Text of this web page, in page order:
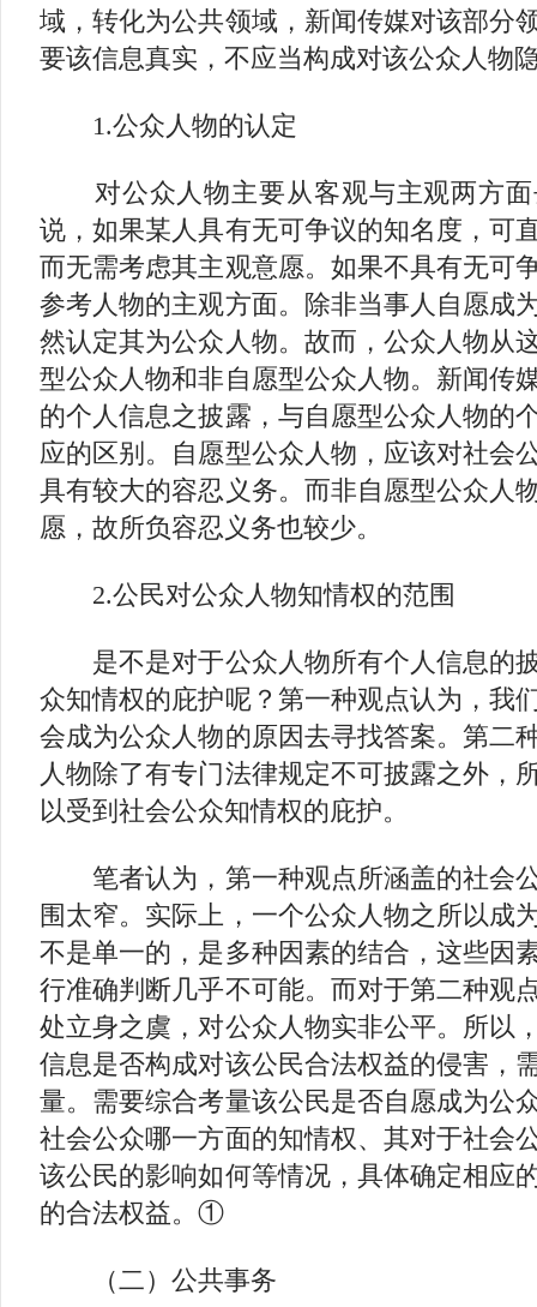
域，转化为公共领域，新闻传媒对该部分
要该信息真实，不应当构成对该公众人物
1.公众人物的认定
对公众人物主要从客观与主观两方面
说，如果某人具有无可争议的知名度，可
而无需考虑其主观意愿。如果不具有无可
参考人物的主观方面。除非当事人自愿成
然认定其为公众人物。故而，公众人物从
型公众人物和非自愿型公众人物。新闻传
的个人信息之披露，与自愿型公众人物的
应的区别。自愿型公众人物，应该对社会
具有较大的容忍义务。而非自愿型公众人
愿，故所负容忍义务也较少。
2.公民对公众人物知情权的范围
是不是对于公众人物所有个人信息的
众知情权的庇护呢？第一种观点认为，我
会成为公众人物的原因去寻找答案。第二
人物除了有专门法律规定不可披露之外，
以受到社会公众知情权的庇护。
笔者认为，第一种观点所涵盖的社会
围太窄。实际上，一个公众人物之所以成
不是单一的，是多种因素的结合，这些因
行准确判断几乎不可能。而对于第二种观
处立身之虞，对公众人物实非公平。所以
信息是否构成对该公民合法权益的侵害，
量。需要综合考量该公民是否自愿成为公
社会公众哪一方面的知情权、其对于社会
该公民的影响如何等情况，具体确定相应
的合法权益。①
（二）公共事务